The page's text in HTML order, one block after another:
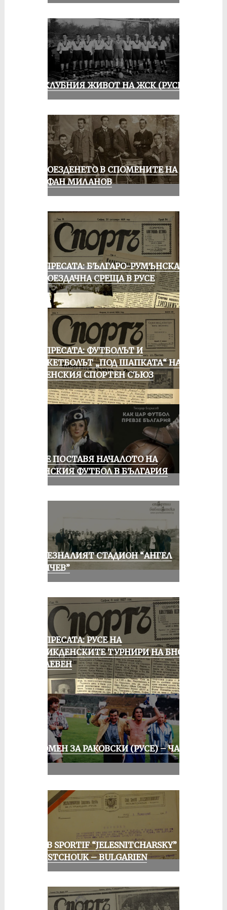
ИЗ КЛУБНИЯ ЖИВОТ НА ЖСК (РУСЕ)
КОЛОЕЗДЕНЕТО В СПОМЕНИТЕ НА
СТЕФАН МИЛАНОВ
ОТ ПРЕСАТА: БЪЛГАРО-РУМЪНСКА
КОЛОЕЗДАЧНА СРЕЩА В РУСЕ
ОТ ПРЕСАТА: ФУТБОЛЪТ И
БАСКЕТБОЛЪТ „ПОД ШАПКАТА“ НА
РУСЕНСКИЯ СПОРТЕН СЪЮЗ
РУСЕ ПОСТАВЯ НАЧАЛОТО НА
ЖЕНСКИЯ ФУТБОЛ В БЪЛГАРИЯ
ИЗЧЕЗНАЛИЯТ СТАДИОН “АНГЕЛ
КЪНЧЕВ”
ОТ ПРЕСАТА: РУСЕ НА
ВЕЛИКДЕНСКИТЕ ТУРНИРИ НА БНСФ
В ПЛЕВЕН
СПОМЕН ЗА РАКОВСКИ (РУСЕ) – ЧАСТ
CLUB SPORTIF “JELESNITCHARSKY”
ROUSTCHOUK – BULGARIEN